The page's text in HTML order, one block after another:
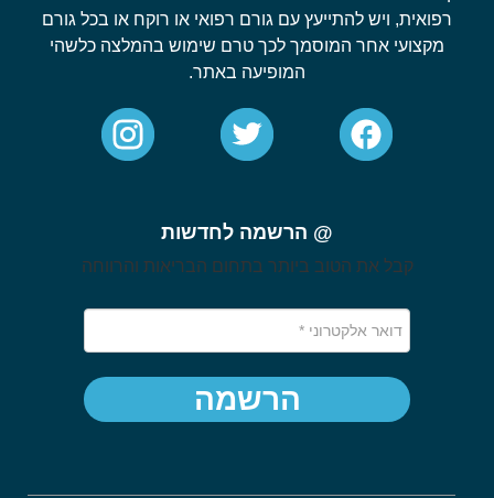
רפואית, ויש להתייעץ עם גורם רפואי או רוקח או בכל גורם
מקצועי אחר המוסמך לכך טרם שימוש בהמלצה כלשהי
המופיעה באתר.
@ הרשמה לחדשות
קבל את הטוב ביותר בתחום הבריאות והרווחה
הרשמה